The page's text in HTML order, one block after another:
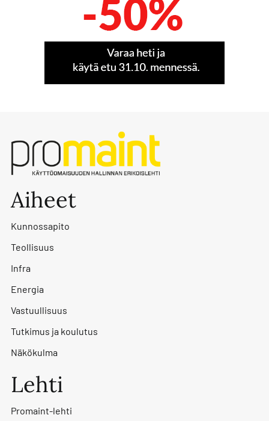
Aiheet
Kunnossapito
Teollisuus
Infra
Energia
Vastuullisuus
Tutkimus ja koulutus
Näkökulma
Lehti
Promaint-lehti